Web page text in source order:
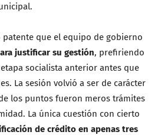
que el equipo de gobierno
justificar su gestión, prefiriendo
socialista anterior antes que
La sesión volvió a ser de carácter
los puntos fueron meros trámites
La única cuestión con cierto
de crédito en apenas tres